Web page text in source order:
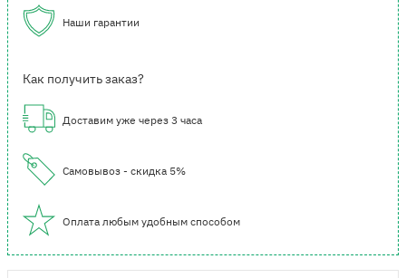
Наши гарантии
Как получить заказ?
Доставим уже через 3 часа
Самовывоз - скидка 5%
Оплата любым удобным способом